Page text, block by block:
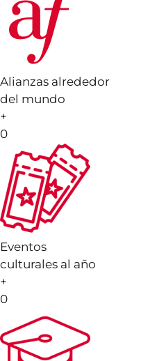
Alianzas alrededor
del mundo
+
0
Eventos
culturales al año
+
0